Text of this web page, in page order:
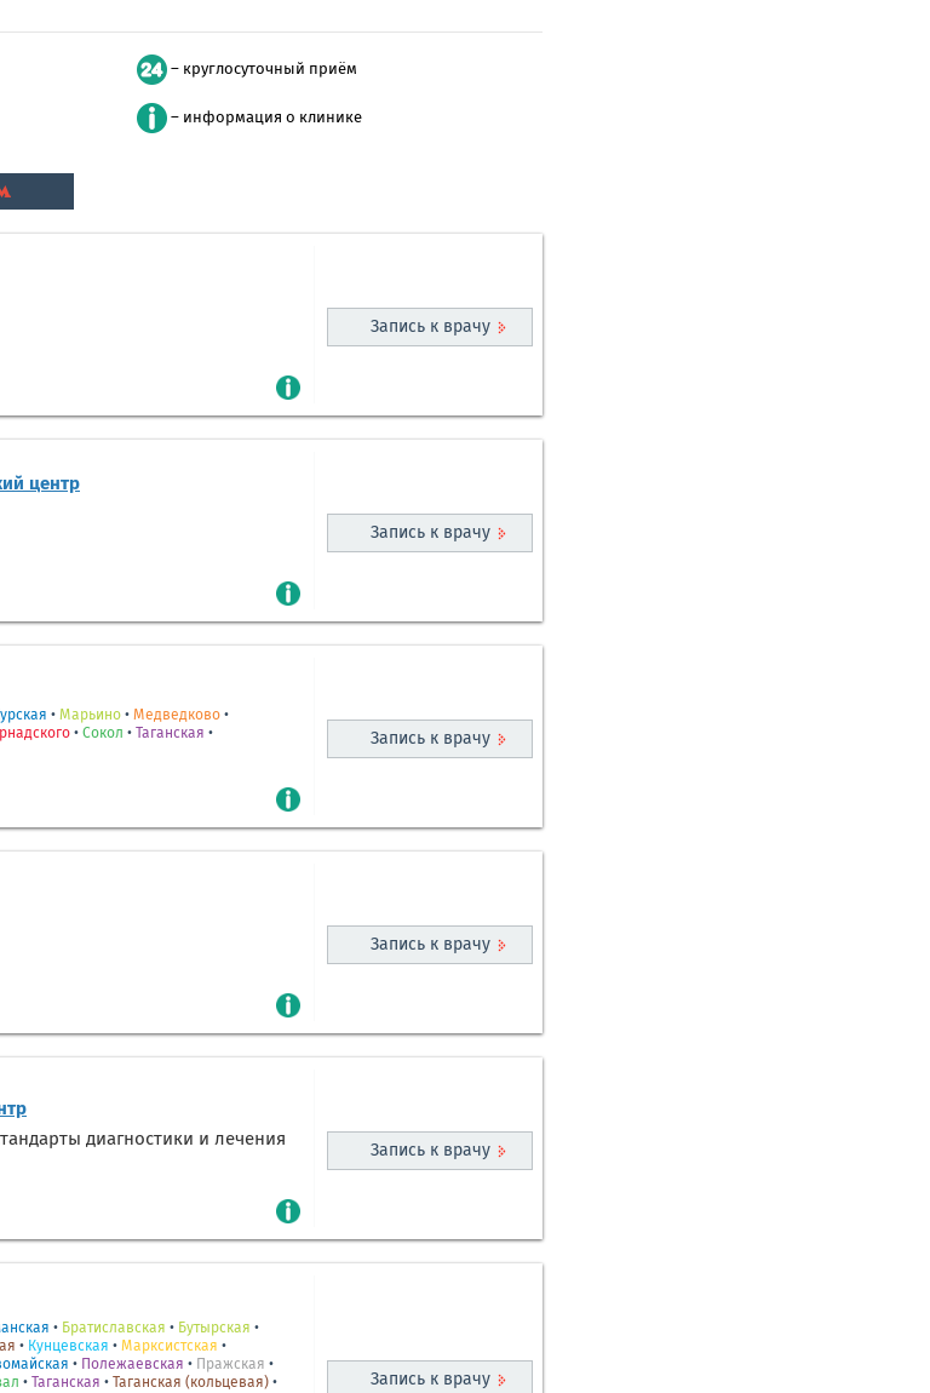
– круглосуточный приём
– информация о клинике
Запись к врачу
центр
Запись к врачу
• Марьино • Медведково •
• Сокол • Таганская •
Запись к врачу
Запись к врачу
диагностики и лечения
Запись к врачу
• Братиславская • Бутырская •
• Кунцевская • Марксистская •
• Полежаевская • Пражская •
• Таганская • Таганская (кольцевая) •
Запись к врачу